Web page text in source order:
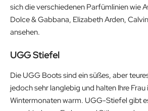
sich die verschiedenen Parfümlinien wie
Dolce & Gabbana, Elizabeth Arden,
ansehen.
UGG Stiefel
Die UGG Boots sind ein süßes, aber
jedoch sehr langlebig und halten Ihre Frau
Wintermonaten warm. UGG-Stiefel gibt